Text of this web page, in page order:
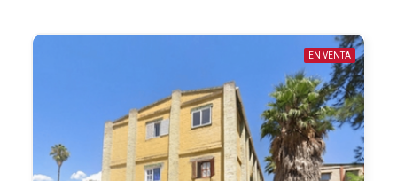
EN VENTA